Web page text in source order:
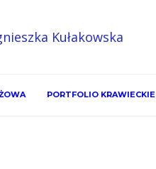
PORTFOLIO KRAWIECKIE